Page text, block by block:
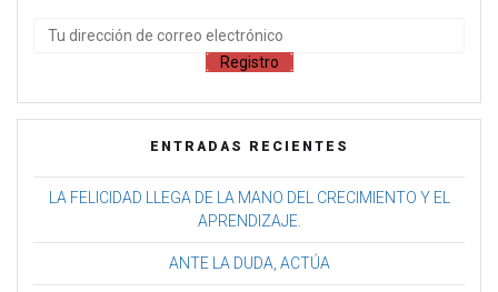
ENTRADAS RECIENTES
LA FELICIDAD LLEGA DE LA MANO DEL CRECIMIENTO Y EL
APRENDIZAJE.
ANTE LA DUDA, ACTÚA